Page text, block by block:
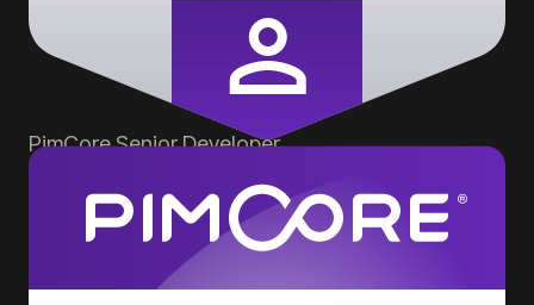
PimCoreSenior Developer